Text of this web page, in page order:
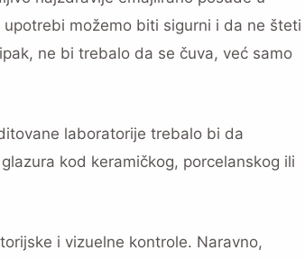
možemo biti sigurni i da ne šteti
ne bi trebalo da se čuva, već samo
laboratorije trebalo bi da
kod keramičkog, porcelanskog ili
i vizuelne kontrole. Naravno,